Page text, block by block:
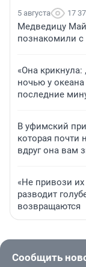
5 августа 17
Медведицу
познакомили
«Она крикнула:
ночью у
последние
В уфимский
которая почти
вдруг она вам
«Не привози
разводит
возвращаются
Сообщить